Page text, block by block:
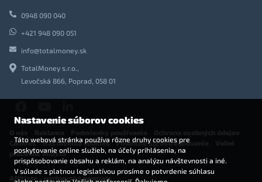
0948 090 040
+421 948 090 051
info@totalmoney.sk
TotalMoney s.r.o.,
Levočská 866, Poprad, 058 01
Cookies-Nastavenia cookies -Finančné sprostredkovanie
pracovné miesta
Affiliate - partnerský program
Nastavenie súborov cookies
Táto webová stránka používa rôzne druhy cookies pre
poskytovanie online služieb, na účely prihlásenia, na
prispôsobovanie obsahu a reklám, na analýzu návštevnosti a iné.
V súlade s platnou legislatívou prosíme o potvrdenie súhlasu